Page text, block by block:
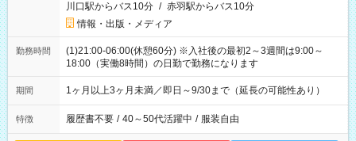
川口駅からバス10分 / 赤羽駅からバス10分
情報・出版・メディア
勤務時間
(1)21:00-06:00(休憩60分) ※入社後の最初2～3週間は9:00～
18:00（実働8時間）の日勤で勤務になります
期間 1ヶ月以上3ヶ月未満／即日～9/30まで（延長の可能性あり）
特徴 履歴書不要 / 40～50代活躍中 / 服装自由